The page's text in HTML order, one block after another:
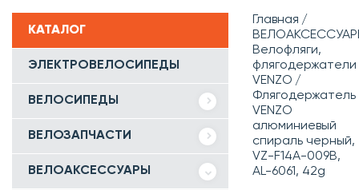
КАТАЛОГ
ЭЛЕКТРОВЕЛОСИПЕДЫ
ВЕЛОСИПЕДЫ
ВЕЛОЗАПЧАСТИ
ВЕЛОАКСЕССУАРЫ
Главная
Велофляги,
флягодержатели
VENZO
Флягодержатель
VENZO
алюминиевый
спираль черный,
VZ-F14A-009B,
AL-6061, 42g